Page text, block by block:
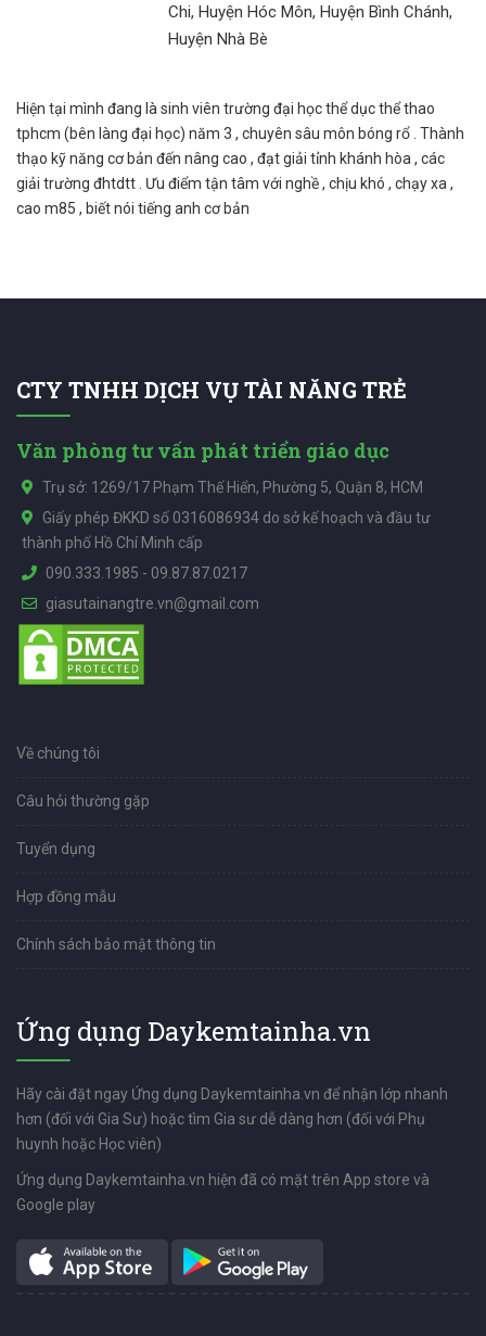
Chi, Huyện Hóc Môn, Huyện Bình Chánh,
Huyện Nhà Bè
Hiện tại mình đang là sinh viên trường đại học thể dục thể thao
tphcm (bên làng đại học) năm 3 , chuyên sâu môn bóng rổ . Thành
thạo kỹ năng cơ bản đến nâng cao , đạt giải tỉnh khánh hòa , các
giải trường đhtdtt . Ưu điểm tận tâm với nghề , chịu khó , chạy xa ,
cao m85 , biết nói tiếng anh cơ bản
CTY TNHH DỊCH VỤ TÀI NĂNG TRẺ
Văn phòng tư vấn phát triển giáo dục
Trụ sở: 1269/17 Phạm Thế Hiển, Phường 5, Quận 8, HCM
Giấy phép ĐKKD số 0316086934 do sở kế hoạch và đầu tư
thành phố Hồ Chí Minh cấp
090.333.1985 - 09.87.87.0217
giasutainangtre.vn@gmail.com
Về chúng tôi
Câu hỏi thường gặp
Tuyển dụng
Hợp đồng mẫu
Chính sách bảo mật thông tin
Ứng dụng Daykemtainha.vn
Hãy cài đặt ngay Ứng dụng Daykemtainha.vn để nhận lớp nhanh
hơn (đối với Gia Sư) hoặc tìm Gia sư dễ dàng hơn (đối với Phụ
huynh hoặc Học viên)
Ứng dụng Daykemtainha.vn hiện đã có mặt trên App store và
Google play